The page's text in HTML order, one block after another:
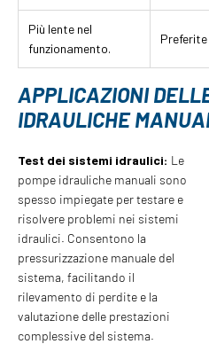
Più lente nel
funzionamento.
APPLICAZIONI
IDRAULICHE
Test dei sistemi idraulici: Le
pompe idrauliche manuali sono
spesso impiegate per testare e
risolvere problemi nei sistemi
idraulici. Consentono la
pressurizzazione manuale del
sistema, facilitando il
rilevamento di perdite e la
valutazione delle prestazioni
complessive del sistema.